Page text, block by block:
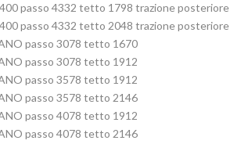
passo 4332 tetto 1798 trazione posteriore
passo 4332 tetto 2048 trazione posteriore
passo 3078 tetto 1670
passo 3078 tetto 1912
passo 3578 tetto 1912
passo 3578 tetto 2146
passo 4078 tetto 1912
passo 4078 tetto 2146